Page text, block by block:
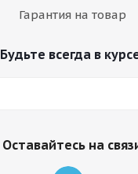
Гарантия на товар
Будьте всегда в
Оставайтесь на